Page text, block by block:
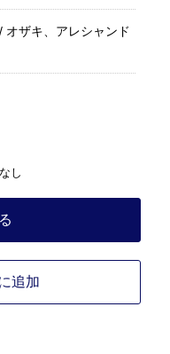
オザキ、アレシャンド
し
追加